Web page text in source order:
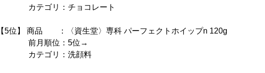
カテゴリ：チョコレート
【5位】 商品 ：〈資生堂〉専科 パーフェクトホイップn 120g
前月順位：5位→
カテゴリ：洗顔料